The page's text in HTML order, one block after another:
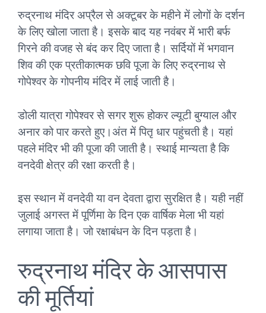
रुद्रनाथ मंदिर अप्रैल से अक्टूबर के महीने में लोगों के दर्शन
के लिए खोला जाता है। इसके बाद यह नवंबर में भारी बर्फ
गिरने की वजह से बंद कर दिए जाता है। सर्दियों में भगवान
शिव की एक प्रतीकात्मक छवि पूजा के लिए रुद्रनाथ से
गोपेश्वर के गोपनीय मंदिर में लाई जाती है।
डोली यात्रा गोपेश्वर से सगर शुरू होकर ल्यूटी बुग्याल और
अनार को पार करते हुए।अंत में पितृ धार पहुंचती है। यहां
पहले मंदिर भी की पूजा की जाती है। स्थाई मान्यता है कि
वनदेवी क्षेत्र की रक्षा करती है।
इस स्थान में वनदेवी या वन देवता द्वारा सुरक्षित है। यही नहीं
जुलाई अगस्त में पूर्णिमा के दिन एक वार्षिक मेला भी यहां
लगाया जाता है। जो रक्षाबंधन के दिन पड़ता है।
रुद्रनाथ मंदिर के आसपास
की मूर्तियां